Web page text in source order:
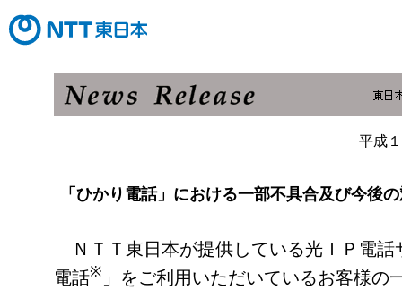
平成
「ひかり電話」における一部不具合及び今後
ＮＴＴ東日本が提供している光ＩＰ電話
電話※ 」をご利用いただいているお客様の